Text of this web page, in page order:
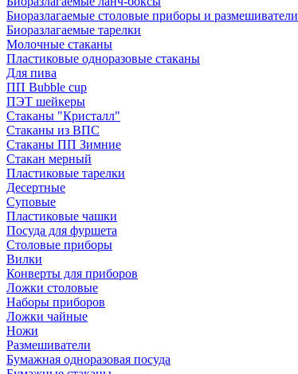
Биоразлагаемые столовые приборы и размешиватели
Биоразлагаемые тарелки
Молочные стаканы
Пластиковые одноразовые стаканы
Для пива
ПП Bubble cup
ПЭТ шейкеры
Стаканы "Кристалл"
Стаканы из ВПС
Стаканы ПП Зимние
Стакан мерный
Пластиковые тарелки
Десертные
Суповые
Пластиковые чашки
Посуда для фуршета
Столовые приборы
Вилки
Конверты для приборов
Ложки столовые
Наборы приборов
Ложки чайные
Ножи
Размешиватели
Бумажная одноразовая посуда